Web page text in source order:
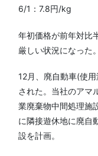
6/1：7.8円/kg
年初価格が前年対比
厳しい状況になった。
12月、廃自動車(使
された。当社のアマ
業廃棄物中間処理施
に隣接遊休地に廃自
設を計画。